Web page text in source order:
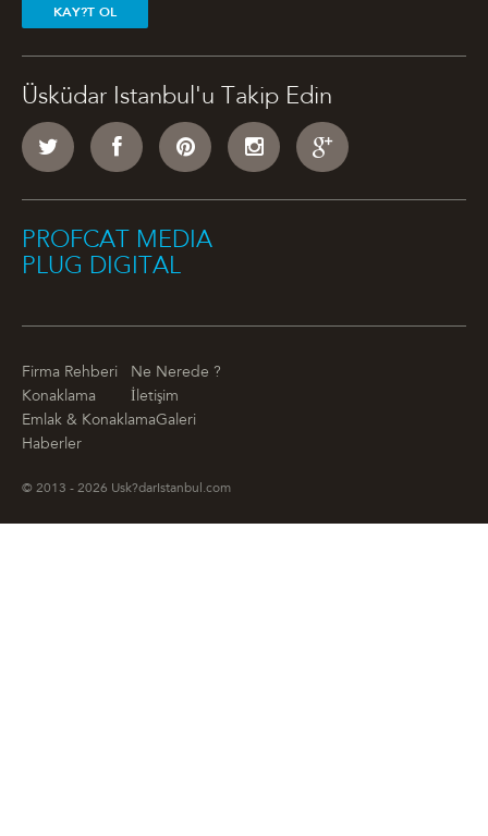
KAY?T OL
Üsküdar Istanbul'u Takip Edin
PROFCAT MEDIA
PLUG DIGITAL
Firma Rehberi
Ne Nerede ?
Konaklama
İletişim
Emlak & KonaklamaGaleri
Haberler
© 2013 - 2026 Usk?darIstanbul.com